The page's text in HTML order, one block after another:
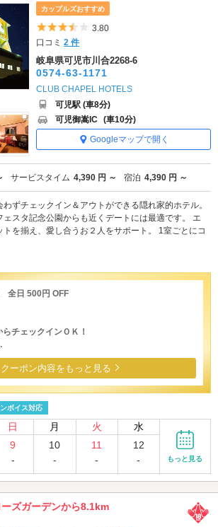
カップルズおすすめ
5つ星のうち3.5
3.80
口コミ2 件
岐阜県可児市川合2268-6
0574-63-1171
CLUB CHAPEL HOTELS
可児駅 (車8分)
可児御嵩IC (車10分)
Googleマップで開く
サービスタイム 4,390 円 ～ 宿泊 4,390 円 ～
ずチェックイン＆アウトができる隠れ家的ホテル。
ェスタ記念公園からも近くデートには最適です。 エ
トを揃え、愛し合うお２人をサポート。 1室ごとにコ
全日 500円 OFF
チェックインＯＫ！
クーポン内容をもっと見る
ボイス対応
日 月 火 水
9
-
10
-
11
-
12
-
もっと見る
ズガーデンから8.1km